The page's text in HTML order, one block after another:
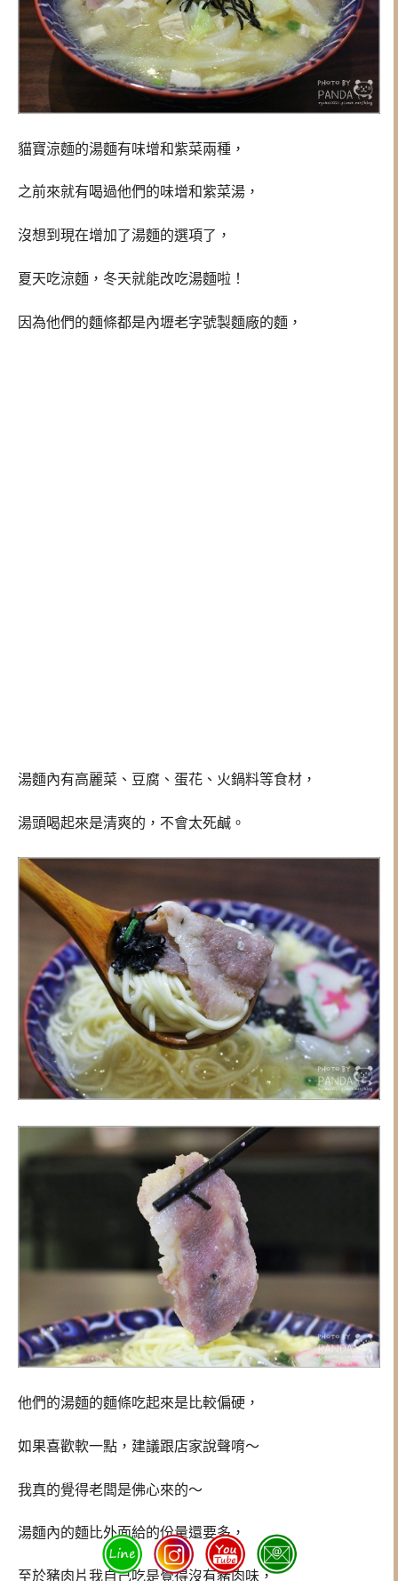
貓寶涼麵的湯麵有味增和紫菜兩種，
之前來就有喝過他們的味增和紫菜湯，
沒想到現在增加了湯麵的選項了，
夏天吃涼麵，冬天就能改吃湯麵啦！
因為他們的麵條都是內壢老字號製麵廠的麵，
湯麵內有高麗菜、豆腐、蛋花、火鍋料等食材，
湯頭喝起來是清爽的，不會太死鹹。
他們的湯麵的麵條吃起來是比較偏硬，
如果喜歡軟一點，建議跟店家說聲唷～
我真的覺得老闆是佛心來的～
湯麵內的麵比外面給的份量還要多，
至於豬肉片我自己吃是覺得沒有豬肉味，